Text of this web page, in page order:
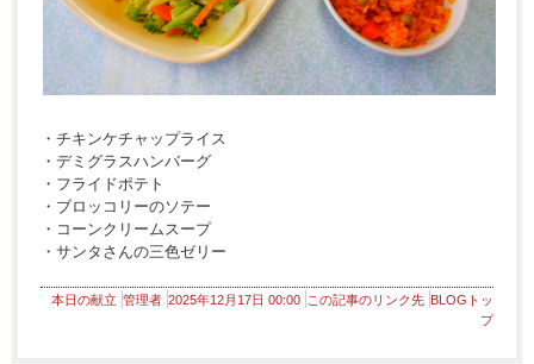
・チキンケチャップライス
・デミグラスハンバーグ
・フライドポテト
・ブロッコリーのソテー
・コーンクリームスープ
・サンタさんの三色ゼリー
本日の献立 管理者 2025年12月17日 00:00 この記事のリンク先 BLOGトッ
プ